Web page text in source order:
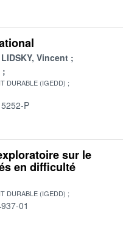
LIDSKY, Vincent
DURABLE (IGEDD)
P
sur le
en difficulté
DURABLE (IGEDD)
01